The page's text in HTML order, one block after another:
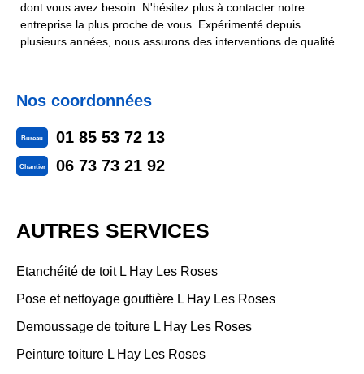
dont vous avez besoin. N'hésitez plus à contacter notre
entreprise la plus proche de vous. Expérimenté depuis
plusieurs années, nous assurons des interventions de qualité.
Nos coordonnées
Bureau 01 85 53 72 13
Chantier 06 73 73 21 92
AUTRES SERVICES
Etanchéité de toit L Hay Les Roses
Pose et nettoyage gouttière L Hay Les Roses
Demoussage de toiture L Hay Les Roses
Peinture toiture L Hay Les Roses